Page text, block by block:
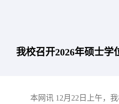
我校召开2026年硕士学
本网讯 12月22日上午，